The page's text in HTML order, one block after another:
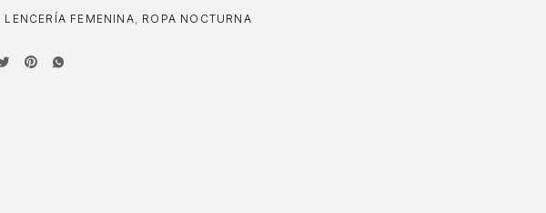
LENCERÍA FEMENINA, ROPA NOCTURNA